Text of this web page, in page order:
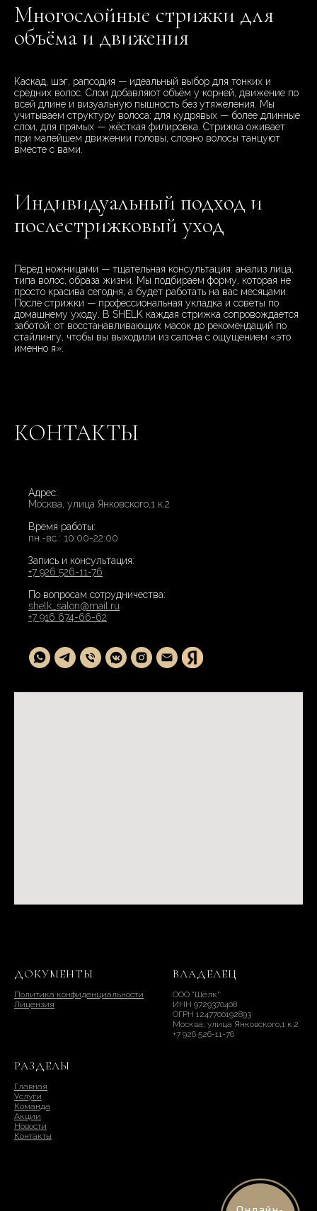
Многослойные стрижки для
объёма и движения
Каскад, шэг, рапсодия — идеальный выбор для тонких и
средних волос. Слои добавляют объём у корней, движение по
всей длине и визуальную пышность без утяжеления. Мы
учитываем структуру волоса: для кудрявых — более длинные
слои, для прямых — жёсткая филировка. Стрижка оживает
при малейшем движении головы, словно волосы танцуют
вместе с вами.
Индивидуальный подход и
послестрижковый уход
Перед ножницами — тщательная консультация: анализ лица,
типа волос, образа жизни. Мы подбираем форму, которая не
просто красива сегодня, а будет работать на вас месяцами.
После стрижки — профессиональная укладка и советы по
домашнему уходу. В SHELK каждая стрижка сопровождается
заботой: от восстанавливающих масок до рекомендаций по
стайлингу, чтобы вы выходили из салона с ощущением «это
именно я».
КОНТАКТЫ
Адрес:
Москва, улица Янковского,1 к.2
Время работы:
пн.-вс.: 10:00-22:00
Запись и консультация:
+7 926 526-11-76
По вопросам сотрудничества:
shelk_salon@mail.ru
+7 916 674-66-62
ДОКУМЕНТЫ
Политика конфиденциальности
Лицензия
ВЛАДЕЛЕЦ
ООО "Шёлк"
ИНН 9729370408
ОГРН 1247700192893
Москва, улица Янковского,1 к.2
+7 926 526-11-76
РАЗДЕЛЫ
Главная
Услуги
Команда
Акции
Новости
Контакты